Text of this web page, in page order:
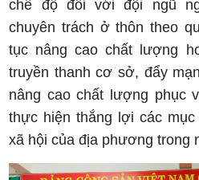
chế độ đối với đội ngũ
chuyên trách ở thôn theo
tục nâng cao chất lượng
truyền thanh cơ sở, đẩy
nâng cao chất lượng phục
thực hiện thắng lợi các
xã hội của địa phương trong